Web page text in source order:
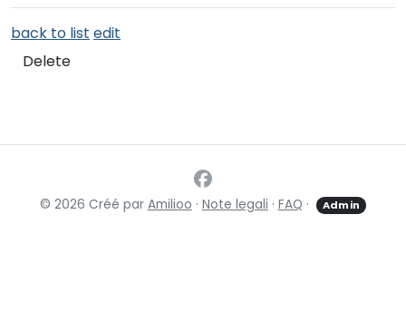
back to list edit
Delete
© 2026 Créé par Amilioo · Note legali · FAQ · Admin